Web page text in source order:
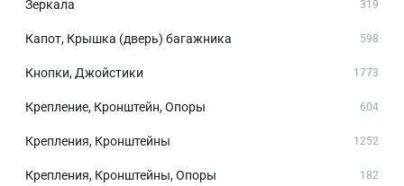
Зеркала 319
Капот, Крышка (дверь) багажника 598
Кнопки, Джойстики 1773
Крепление, Кронштейн, Опоры 604
Крепления, Кронштейны 1252
Крепления, Кронштейны, Опоры 182